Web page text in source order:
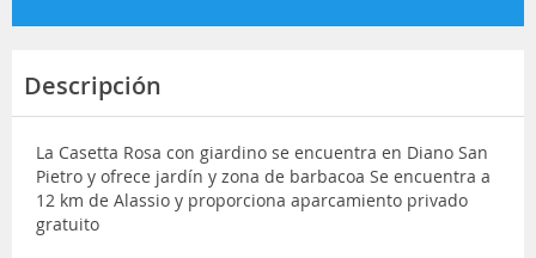
Descripción
La Casetta Rosa con giardino se encuentra en Diano San
Pietro y ofrece jardín y zona de barbacoa Se encuentra a
12 km de Alassio y proporciona aparcamiento privado
gratuito